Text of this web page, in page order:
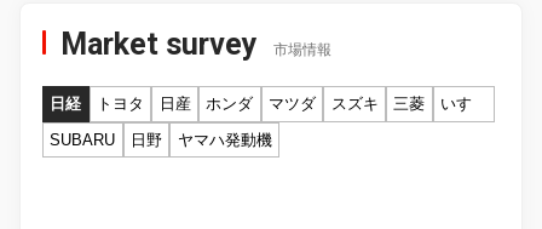
Market survey 市場情報
日経 トヨタ 日産 ホンダ マツダ スズキ 三菱
いすゞ
SUBARU
日野 ヤマハ発動機